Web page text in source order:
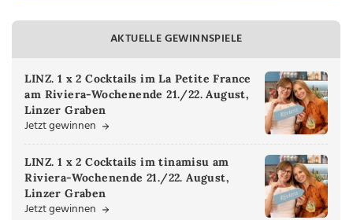
AKTUELLE GEWINNSPIELE
LINZ. 1 x 2 Cocktails im La Petite France
am Riviera-Wochenende 21./22. August,
Linzer Graben
Jetzt gewinnen
LINZ. 1 x 2 Cocktails im tinamisu am
Riviera-Wochenende 21./22. August,
Linzer Graben
Jetzt gewinnen